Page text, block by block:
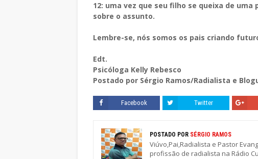
12: uma vez que seu filho se queixa de
sobre o assunto.
Lembre-se, nós somos os pais criando
Edt.
Psicóloga Kelly Rebesco
Postado por Sérgio Ramos/Radialista e
Facebook Twitter
POSTADO POR SÉRGIO RAMOS
Viúvo,Pai,Radialista e Pastor
profissão de radialista na Rádio